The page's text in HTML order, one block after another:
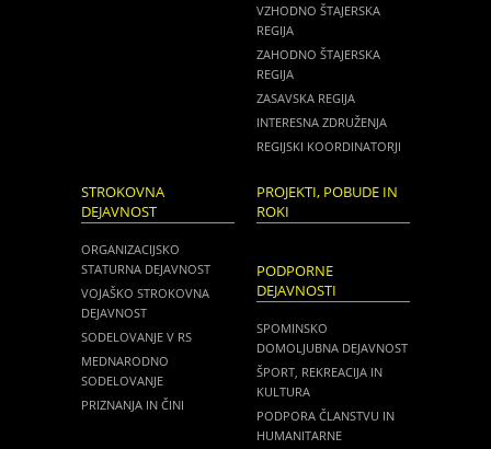
VZHODNO ŠTAJERSKA
REGIJA
ZAHODNO ŠTAJERSKA
REGIJA
ZASAVSKA REGIJA
INTERESNA ZDRUŽENJA
REGIJSKI KOORDINATORJI
STROKOVNA
DEJAVNOST
ORGANIZACIJSKO
STATURNA DEJAVNOST
VOJAŠKO STROKOVNA
DEJAVNOST
SODELOVANJE V RS
MEDNARODNO
SODELOVANJE
PRIZNANJA IN ČINI
PROJEKTI, POBUDE IN
ROKI
PODPORNE
DEJAVNOSTI
SPOMINSKO
DOMOLJUBNA DEJAVNOST
ŠPORT, REKREACIJA IN
KULTURA
PODPORA ČLANSTVU IN
HUMANITARNE